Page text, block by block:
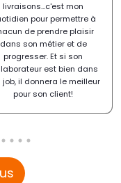
livraisons...c'est mon
pour permettre à
de prendre plaisir
dans son métier et de
progresser. Et si son
est bien dans
job, il donnera le meilleur
pour son client!